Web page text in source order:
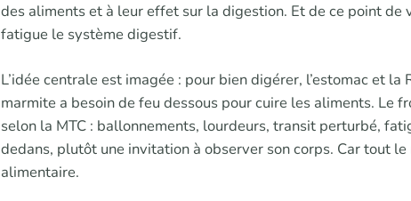
des aliments et à leur effet sur la digestion. Et de ce point de
fatigue le système digestif.
L’idée centrale est imagée : pour bien digérer, l’estomac et la
marmite a besoin de feu dessous pour cuire les aliments. Le
selon la MTC : ballonnements, lourdeurs, transit perturbé,
dedans, plutôt une invitation à observer son corps. Car tout
alimentaire.